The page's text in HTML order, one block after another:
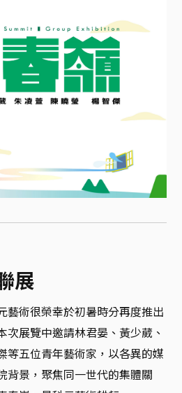
展
藝術很榮幸於初暑時分再度推出
次展覽中邀請林君晏、黃少葳、
等五位青年藝術家，以各異的媒
背景，聚焦同一世代的集體關